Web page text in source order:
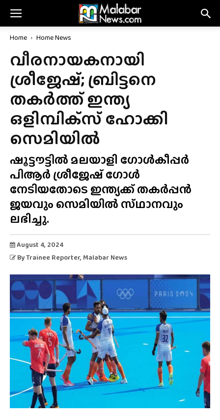
Home Home News
വീരനായകനായി
ശ്രീജേഷ്; ബ്രിട്ടനെ
തകർത്ത് ഇന്ത്യ
ഒളിമ്പിക്‌സ് ഹോക്കി
സെമിയിൽ
ഷൂട്ടൗട്ടിൽ മലയാളി ഗോൾകീപ്പർ
പിആർ ശ്രീജേഷ് ഗോൾ
നേടിയതോടെ ഇന്ത്യക്ക് തകർപ്പൻ
ജയവും സെമിയിൽ സ്‌ഥാനവും
ലഭിച്ചു.
August 4, 2024
ByTrainee Reporter, Malabar News